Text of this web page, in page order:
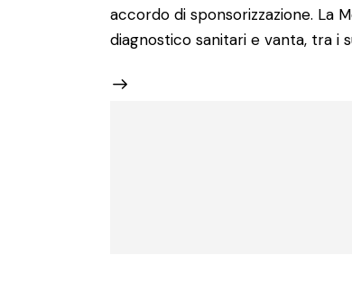
accordo di sponsorizzazione. La
diagnostico sanitari e vanta, tra i